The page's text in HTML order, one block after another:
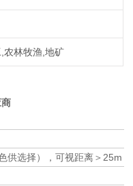
农林牧渔,地矿
供选择），可视距离＞25m